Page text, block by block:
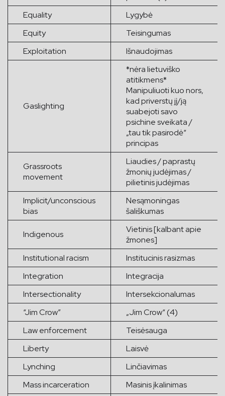
Equality
Lygybė
Equity
Teisingumas
Exploitation
Išnaudojimas
Gaslighting
*nėra lietuviško
atitikmens*
Manipuliuoti kuo nors,
kad priverstų jį/ją
suabejoti savo
psichine sveikata /
„tau tik pasirodė“
principas
Grassroots
movement
Liaudies / paprastų
žmonių judėjimas /
pilietinis judėjimas
Implicit/unconscious
bias
Nesąmoningas
šališkumas
Indigenous
Vietinis [kalbant apie
žmones]
Institutional racism
Institucinis rasizmas
Integration
Integracija
Intersectionality
Intersekcionalumas
“Jim Crow”
„Jim Crow“­ (4)
Law enforcement
Teisėsauga
Liberty
Laisvė
Lynching
Linčiavimas
Mass incarceration
Masinis įkalinimas